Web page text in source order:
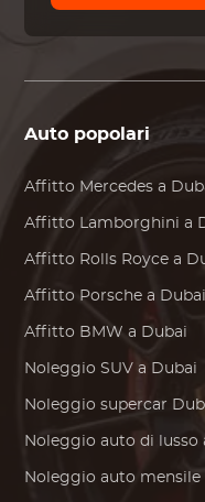
Auto popolari
Affitto Mercedes a
Affitto Lamborghini a
Affitto Rolls Royce a
Affitto Porsche a Dubai
Affitto BMW a Dubai
Noleggio SUV a Dubai
Noleggio supercar
Noleggio auto di lusso
Noleggio auto mensile